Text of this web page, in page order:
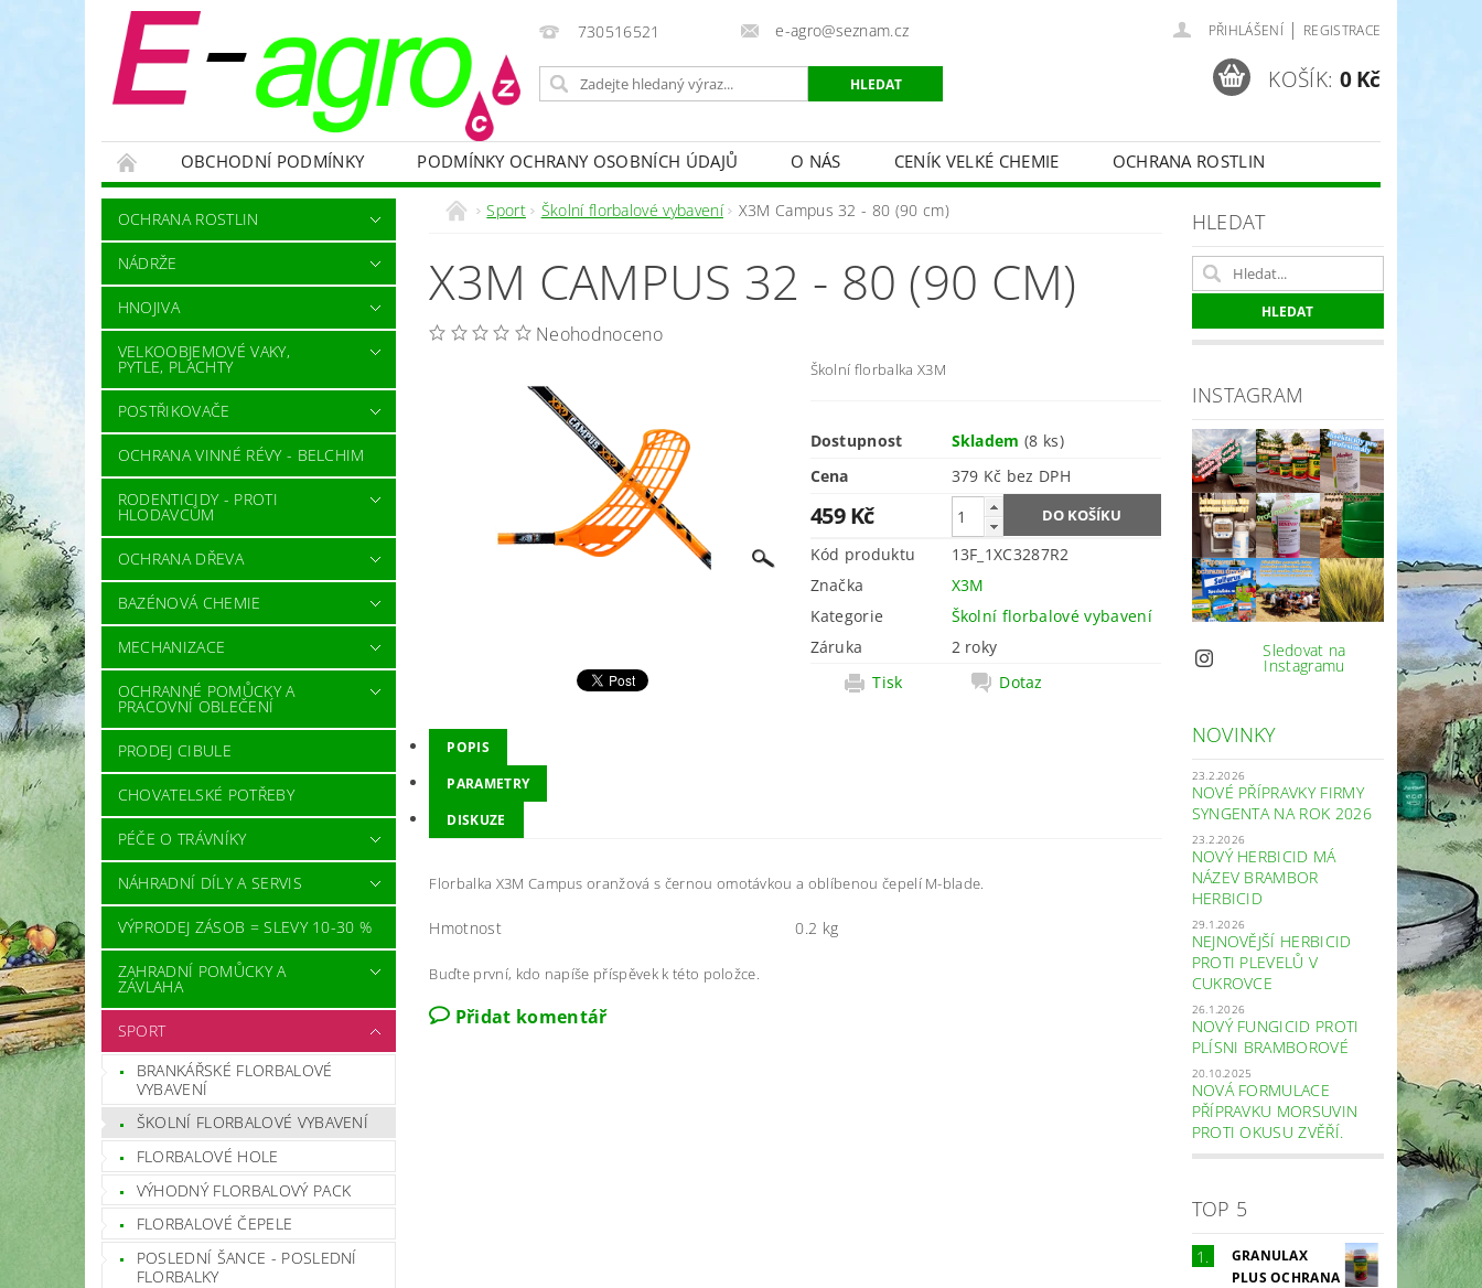
730516521 e-agro@seznam.cz PŘIHLÁŠENÍ | REGISTRACE
KOŠÍK: 0 Kč
OBCHODNÍ PODMÍNKY PODMÍNKY OCHRANY OSOBNÍCH ÚDAJŮ O NÁS CENÍK VELKÉ CHEMIE
OCHRANA ROSTLIN
NÁDRŽE
HNOJIVA VELKOOBJEMOVÉ VAKY, PYTLE, PLACHTY POSTŘIKOVAČE
OCHRANA VINNÉ RÉVY - BELCHIM
RODENTICIDY - PROTI HLODAVCŮM
OCHRANNÉ POMŮCKY A PRACOVNÍ OBLEČENÍ
PRODEJ CIBULE CHOVATELSKÉ POTŘEBY
PÉČE O TRÁVNÍKY
NÁHRADNÍ DÍLY A SERVIS
VÝPRODEJ ZÁSOB = SLEVY 10-30 %
OCHRANA ROSTLIN
NÁDRŽE
HNOJIVA
VELKOOBJEMOVÉ VAKY,
PYTLE, PLACHTY
POSTŘIKOVAČE
OCHRANA VINNÉ RÉVY - BELCHIM
RODENTICIDY - PROTI
HLODAVCŮM
OCHRANA DŘEVA
BAZÉNOVÁ CHEMIE
MECHANIZACE
OCHRANNÉ POMŮCKY A
PRACOVNÍ OBLEČENÍ
PRODEJ CIBULE
CHOVATELSKÉ POTŘEBY
PÉČE O TRÁVNÍKY
NÁHRADNÍ DÍLY A SERVIS
VÝPRODEJ ZÁSOB = SLEVY 10-30 %
ZAHRADNÍ POMŮCKY A
ZÁVLAHA
SPORT
BRANKÁŘSKÉ FLORBALOVÉ
VYBAVENÍ
ŠKOLNÍ FLORBALOVÉ VYBAVENÍ
FLORBALOVÉ HOLE
VÝHODNÝ FLORBALOVÝ PACK
FLORBALOVÉ ČEPELE
POSLEDNÍ ŠANCE - POSLEDNÍ
FLORBALKY
Sport Školní florbalové vybavení X3M Campus 32 - 80 (90 cm)
X3M CAMPUS 32 - 80 (90 CM)
Neohodnoceno
Školní florbalka X3M
Dostupnost Skladem(8 ks)
Cena
379 Kč bez DPH
459 Kč
Kód produktu
13F_1XC3287R2
Značka
X3M
Kategorie
Školní florbalové vybavení
Záruka
2 roky
Tisk
Dotaz
POPIS
PARAMETRY
DISKUZE
Florbalka X3M Campus oranžová s černou omotávkou a oblíbenou čepelí M-blade.
Hmotnost 0.2 kg
Buďte první, kdo napíše příspěvek k této položce.
Přidat komentář
HLEDAT
INSTAGRAM
Sledovat na
Instagramu
NOVINKY
23.2.2026
NOVÉ PŘÍPRAVKY FIRMY
SYNGENTA NA ROK 2026
23.2.2026
NOVÝ HERBICID MÁ
NÁZEV BRAMBOR
HERBICID
29.1.2026
NEJNOVĚJŠÍ HERBICID
PROTI PLEVELŮ V
CUKROVCE
26.1.2026
NOVÝ FUNGICID PROTI
PLÍSNI BRAMBOROVÉ
20.10.2025
NOVÁ FORMULACE
PŘÍPRAVKU MORSUVIN
PROTI OKUSU ZVĚŘÍ.
TOP 5
GRANULAX
PLUS OCHRANA